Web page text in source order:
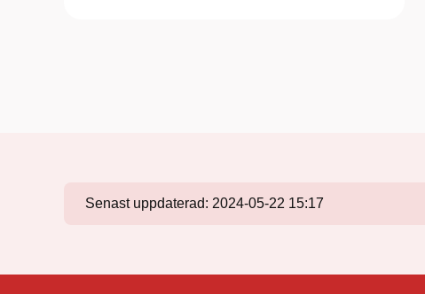
Senast uppdaterad: 2024-05-22 15:17